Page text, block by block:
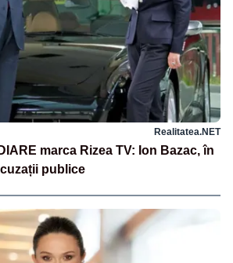
Realitatea.NET
marca Rizea TV: Ion Bazac, în
publice